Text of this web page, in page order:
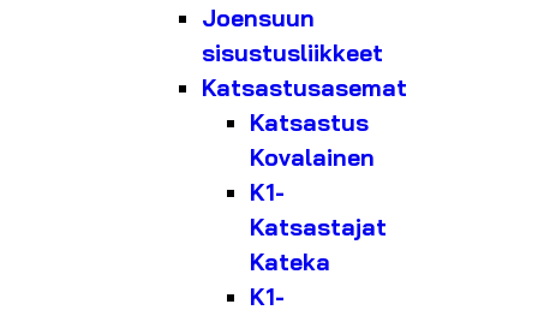
Joensuun
sisustusliikkeet
Katsastusasemat
Katsastus
Kovalainen
K1-
Katsastajat
Kateka
K1-